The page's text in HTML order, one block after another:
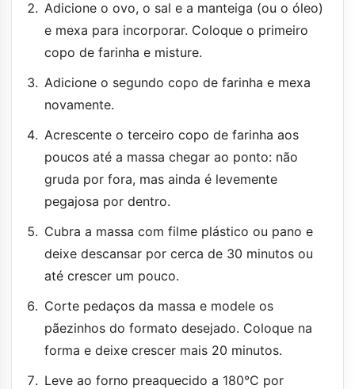
Adicione o ovo, o sal e a manteiga (ou o óleo)
e mexa para incorporar. Coloque o primeiro
copo de farinha e misture.
Adicione o segundo copo de farinha e mexa
novamente.
Acrescente o terceiro copo de farinha aos
poucos até a massa chegar ao ponto: não
gruda por fora, mas ainda é levemente
pegajosa por dentro.
Cubra a massa com filme plástico ou pano e
deixe descansar por cerca de 30 minutos ou
até crescer um pouco.
Corte pedaços da massa e modele os
pãezinhos do formato desejado. Coloque na
forma e deixe crescer mais 20 minutos.
Leve ao forno preaquecido a 180°C por